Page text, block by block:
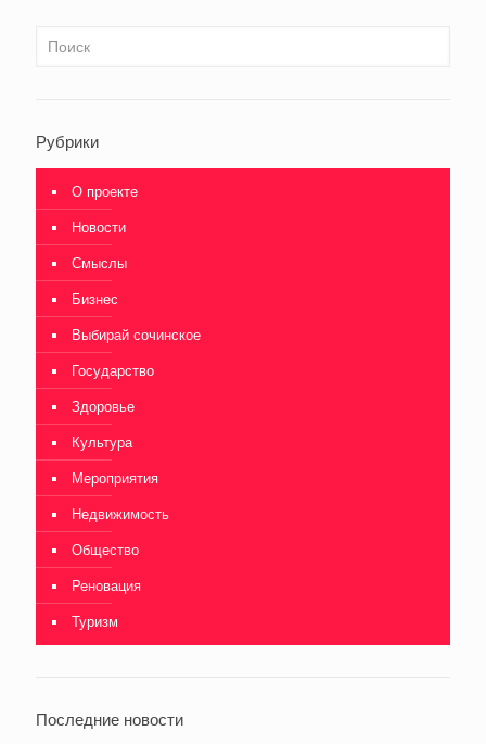
Рубрики
О проекте
Новости
Смыслы
Бизнес
Выбирай сочинское
Государство
Здоровье
Культура
Мероприятия
Недвижимость
Общество
Реновация
Туризм
Последние новости